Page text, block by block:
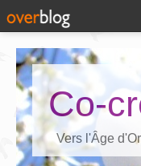
Co-
Vers l'Âge